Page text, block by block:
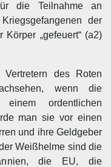
die Teilnahme an
der
„gefeuert“ (a2)
des Roten
wenn die
ordentlichen
man sie vor einen
und ihre Geldgeber
Weißhelme sind die
die EU, die